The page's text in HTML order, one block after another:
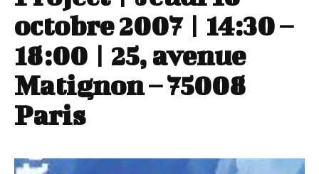
octobre 2007 | 14:30 –
18:00 | 25, avenue
Matignon – 75008
Paris